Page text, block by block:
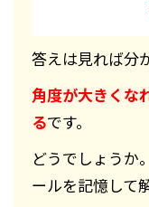
答えは見れば分
角度が大きくな
るです。
どうでしょうか
ールを記憶して